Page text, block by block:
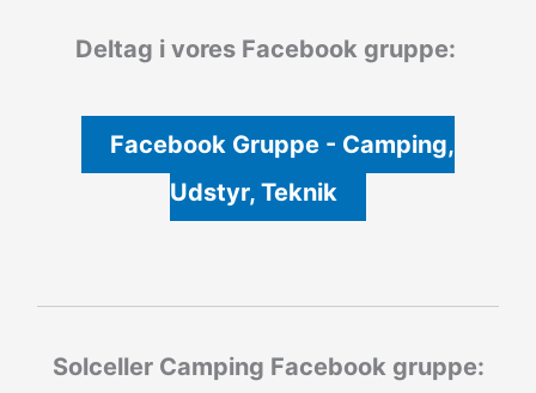
Deltag i vores Facebook gruppe:
Facebook Gruppe - Camping,
Udstyr, Teknik
Solceller Camping Facebook gruppe: